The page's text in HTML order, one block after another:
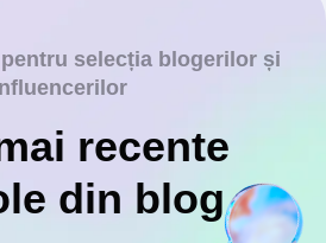
selecția blogerilor și
recente
din blog